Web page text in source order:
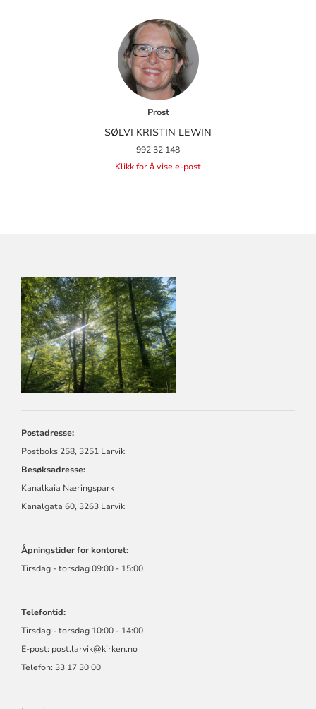
Prost
SØLVI KRISTIN LEWIN
992 32 148
Klikk for å vise e-post
KONTAKTINFORMASJON
FOR
LARVIK
KIRKELIGE
FELLESRÅD
Postadresse:
Postboks 258, 3251 Larvik
Besøksadresse:
Kanalkaia Næringspark
Kanalgata 60, 3263 Larvik
Åpningstider for kontoret:
Tirsdag - torsdag 09:00 - 15:00
Telefontid:
Tirsdag - torsdag 10:00 - 14:00
E-post: post.larvik@kirken.no
Telefon: 33 17 30 00